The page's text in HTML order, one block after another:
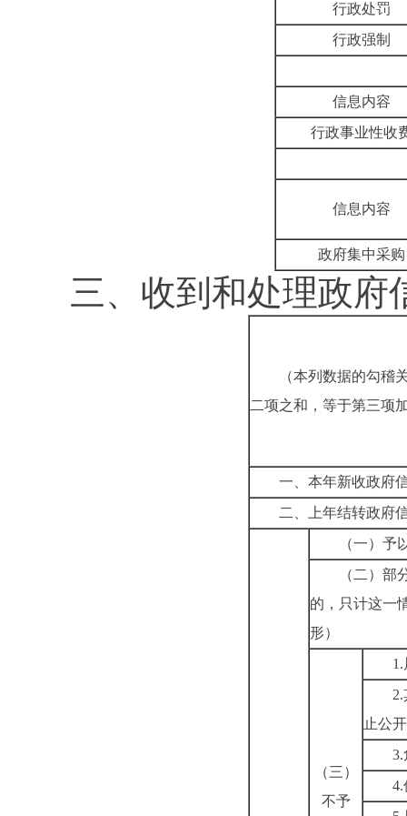
行政处罚
行政强制
信息内容
行政事业性收
信息内容
政府集中采购
三、收到和处理政府
（本列数据的勾稽
二项之和，等于第三项
一、本年新收政府
二、上年结转政府
（一）予
（二）部
的，只计这一
形）
（三）
不予
1.
2.
止公开
3.
4.